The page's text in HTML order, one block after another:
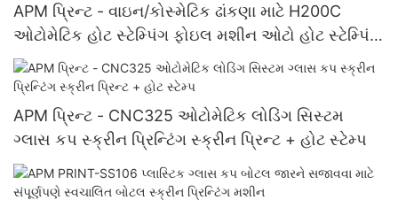
APM પ્રિન્ટ - વાઇન/કોસ્મેટિક ઢાંકણા માટે H200C
ઓટોમેટિક હોટ સ્ટેમ્પિંગ ફોઇલ મશીન ઓટો હોટ સ્ટેમ્પિંગ
મશીન
APM પ્રિન્ટ - CNC325 ઓટોમેટિક લોડિંગ સિસ્ટમ
ગ્લાસ કપ સ્ક્રીન પ્રિન્ટિંગ સ્ક્રીન પ્રિન્ટ + હોટ સ્ટેમ્પ